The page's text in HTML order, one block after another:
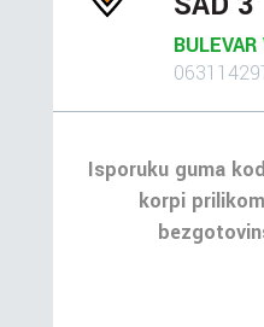
Isporuku guma
korpi